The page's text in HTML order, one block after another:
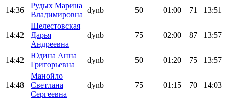
14:36
Рудых Марина
Владимировна
dynb 50 01:00 71 13:51
14:42
Шелестовская
Дарья
Андреевна
dynb 75 02:00 87 13:57
14:42
Юдина Анна
Григорьевна
dynb 50 01:20 75 13:57
14:48
Манойло
Светлана
Сергеевна
dynb 75 01:15 70 14:03